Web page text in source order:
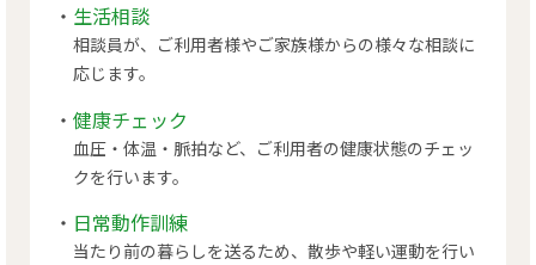
生活相談
相談員が、ご利用者様やご家族様からの様々な相談に
応じます。
健康チェック
血圧・体温・脈拍など、ご利用者の健康状態のチェッ
クを行います。
日常動作訓練
当たり前の暮らしを送るため、散歩や軽い運動を行い